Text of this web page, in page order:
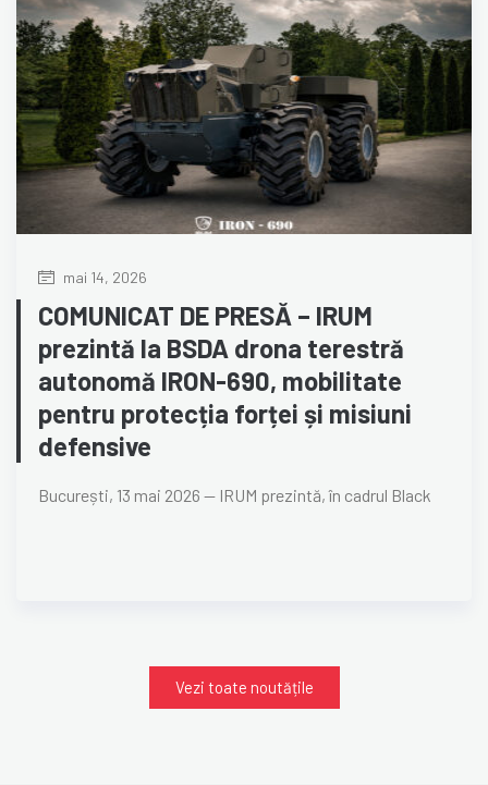
mai 14, 2026
COMUNICAT DE PRESĂ – IRUM
prezintă la BSDA drona terestră
autonomă IRON-690, mobilitate
pentru protecția forței și misiuni
defensive
București, 13 mai 2026 — IRUM prezintă, în cadrul Black
Vezi toate noutățile